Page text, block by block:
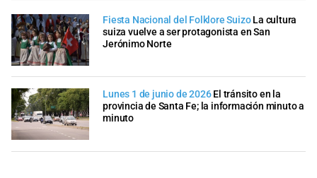
Fiesta Nacional del Folklore Suizo La cultura
suiza vuelve a ser protagonista en San
Jerónimo Norte
Lunes 1 de junio de 2026 El tránsito en la
provincia de Santa Fe; la información minuto a
minuto